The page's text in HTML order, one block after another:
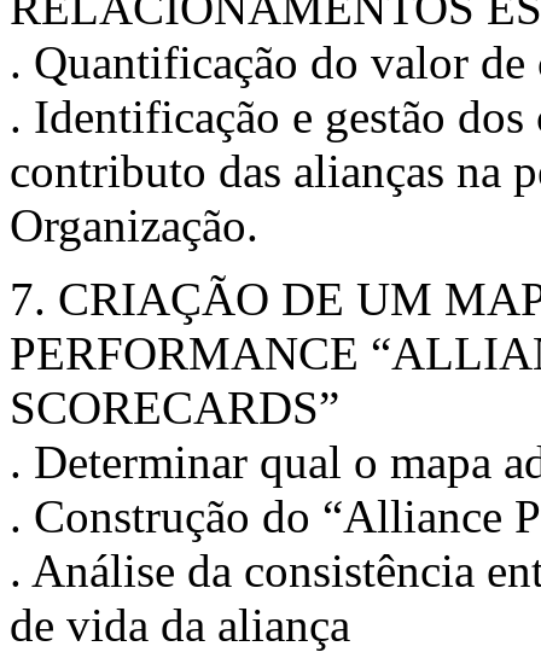
. Quantificação do valor de
. Identificação e gestão
contributo das alianças na
Organização.
7. CRIAÇÃO DE UM
PERFORMANCE
SCORECARDS”
. Determinar qual o mapa
. Construção do “Alliance
. Análise da consistência
de vida da aliança